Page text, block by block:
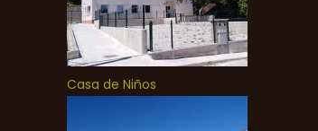
Casa de Niños